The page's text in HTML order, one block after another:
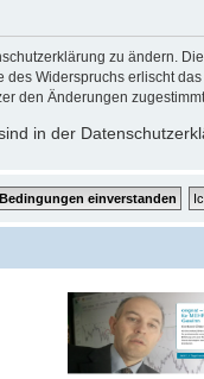
zu ändern.
Widerspruchs erlischt
den Änderungen
in der